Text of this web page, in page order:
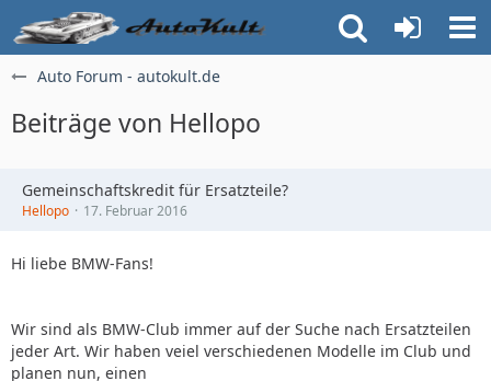
Auto Forum - autokult.de
Beiträge von Hellopo
Gemeinschaftskredit für Ersatzteile?
Hellopo 17. Februar 2016
Hi liebe BMW-Fans!
Wir sind als BMW-Club immer auf der Suche nach Ersatzteilen
jeder Art. Wir haben veiel verschiedenen Modelle im Club und
planen nun, einen